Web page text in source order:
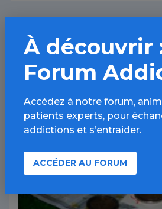
Plus haut montant
paris sportifs sur
À découvrir
Forum
Accédez à notre forum,
patients experts, pour
addictions et s’entraider.
ACCÉDER AU FORUM